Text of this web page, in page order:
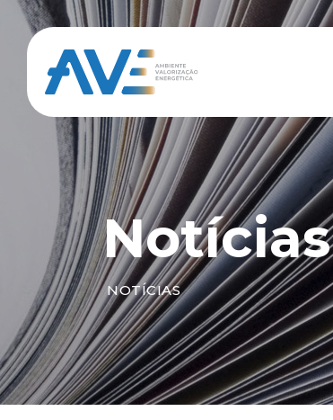
Notícias
NOTÍCIAS